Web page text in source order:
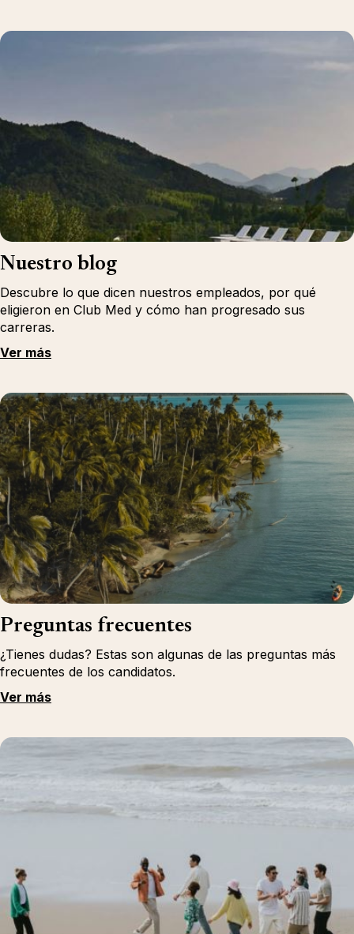
Nuestro blog
Descubre lo que dicen nuestros empleados, por qué
eligieron en Club Med y cómo han progresado sus
carreras.
Ver más
Preguntas frecuentes
¿Tienes dudas? Estas son algunas de las preguntas más
frecuentes de los candidatos.
Ver más